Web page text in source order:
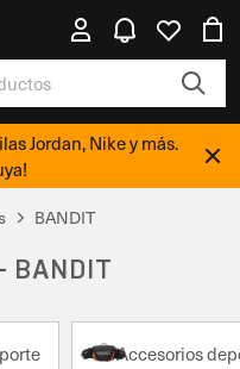
Jordan, Nike y más.
BANDIT
BANDIT
Accesorios